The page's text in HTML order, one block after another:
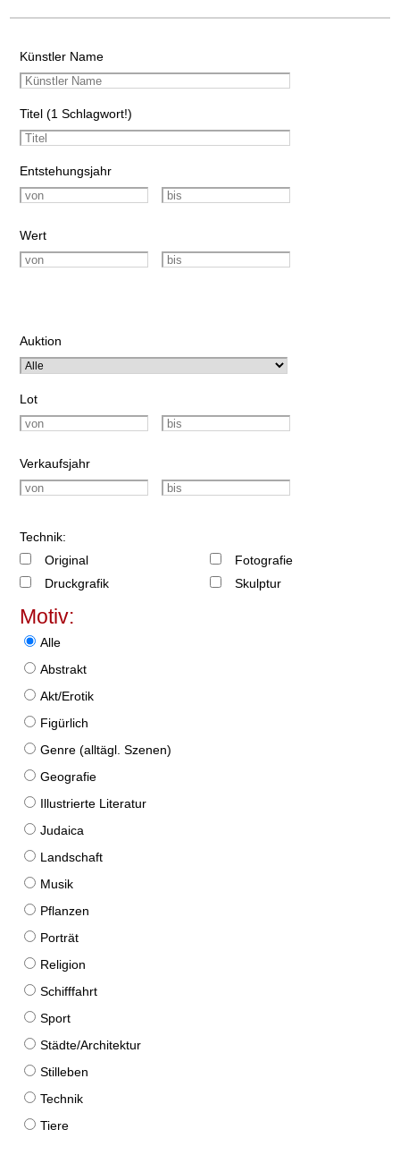
Künstler Name
Titel (1 Schlagwort!)
Entstehungsjahr
Wert
Auktion
Lot
Verkaufsjahr
Technik:
Original
Druckgrafik
Fotografie
Skulptur
Motiv:
Alle
Abstrakt
Akt/Erotik
Figürlich
Genre (alltägl. Szenen)
Geografie
Illustrierte Literatur
Judaica
Landschaft
Musik
Pflanzen
Porträt
Religion
Schifffahrt
Sport
Städte/Architektur
Stilleben
Technik
Tiere